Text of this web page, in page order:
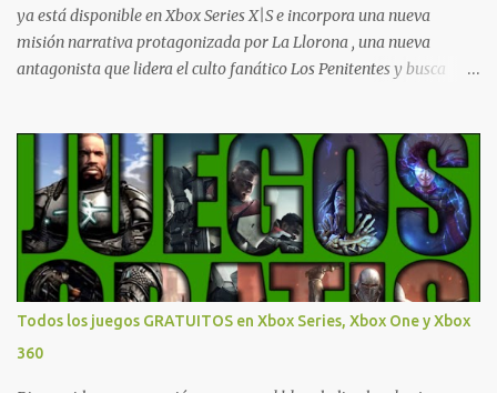
ya está disponible en Xbox Series X|S e incorpora una nueva
misión narrativa protagonizada por La Llorona , una nueva
antagonista que lidera el culto fanático Los Penitentes y busca
Predator , uno de los desafíos más recordados por la comunidad,
junto con múltiples mejoras centradas en ampliar la libertad de
juego. Uno de los aspectos más importantes de Last Rites es la
gran cantidad de opciones de personalización incorporadas. Ahora
es posible ocultar más elementos de la interfaz, incluyendo las
trayectorias de lanzamiento de granadas y el resaltado de objetos
interactivos, además de desactivar automáticamente los sonidos
asociados cuando la interfaz está oculta. También se añaden los
llamados "Parámetros Ghost" , que permiten activar la recarga
táctica, limitar el número de armas ...
Todos los juegos GRATUITOS en Xbox Series, Xbox One y Xbox
360